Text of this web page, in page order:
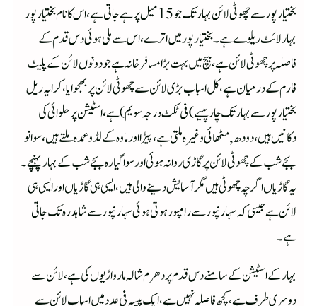
بختیارپور سے چھوٹی لائن بہار تک جو 15 میل پر ہے جاتی ہے ،اس کا نام بختیارپور
بہار لائٹ ریلوے ہے۔ بختیارپور میں اترے، اس سے ملی ہوئی دس قدم کے
فاصلہ پر چهوٹی لائن ہے، بیچ میں بہت بڑا مسافر خانہ ہےجو دونوں لائن کے پلیٹ
فارم کےدرمیان ہے،کل اسباب بڑی لائن سے چهوٹی لائن پر بهجوایا ،کرایہ ریل
بختیارپور سےبہار تک چار پیسے) فی ٹکٹ درجہ سویم) ہے،اسٹیشن پر حلوائی کی
دکانیں ہیں، دودھ, مٹهائی وغیرہ ملتی ہے،پیڑا اورماوہ کے لڈو عمدہ ملتے ہیں،سوا نو
بجے شب کے چهوٹی لائن پر گاڑی روانہ ہوئی اورسوا گیارہ بجے شب کے بہار پہنچے۔
یہ گاڑیاں اگرچہ چهوٹی ہیں مگر آسایش دینے والی ہیں،ایسی ہی گاڑیاں اورایسی ہی
لائن ہے جیسی کہ سہارنپور سے رامپور ہوتی ہوئی سہارنپور سے شاہدرہ تک جاتی
ہے۔
بہار کے اسٹیشن کے سامنے دس قدم پر دهرم شالہ مارواڑیوں کی ہے،لائن سے
دوسری طرف ہے ،کچھ فاصلہ نہیں ہے،ایک پیسہ فی عدد میں اسباب لائن سے